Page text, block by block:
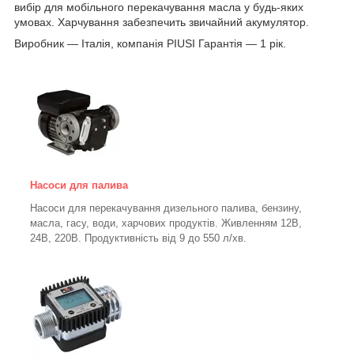
вибір для мобільного перекачування масла у будь-яких
умовах. Харчування забезпечить звичайний акумулятор.
Виробник — Італія, компанія PIUSI Гарантія — 1 рік.
Насоси для палива
Насоси для перекачування дизельного палива, бензину,
масла, гасу, води, харчових продуктів. Живленням 12В,
24В, 220В. Продуктивність від 9 до 550 л/хв.